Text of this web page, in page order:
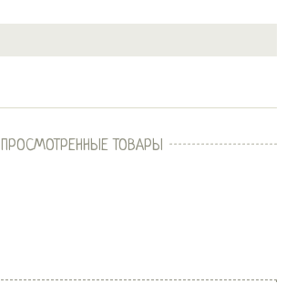
ПРОСМОТРЕННЫЕ ТОВАРЫ